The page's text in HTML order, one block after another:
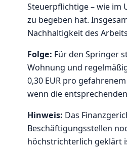
Steuerpflichtige – wie im
zu begeben hat.
Nachhaltigkeit des
Folge: Für den Springer
Wohnung und
0,30 EUR pro
wenn die
Hinweis: Das
Beschäftigungsstellen
höchstrichterlich geklärt